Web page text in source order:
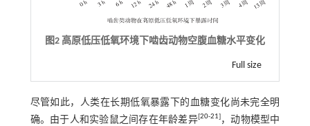
图2 高原低压低氧环境下啮齿动物空腹血糖水平变化
Full size
尽管如此，人类在长期低氧暴露下的血糖变化尚未完全明
确。由于人和实验鼠之间存在年龄差异 20-21 ，动物模型中